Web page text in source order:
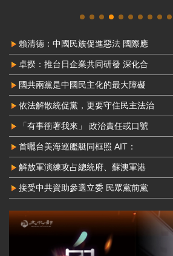
賴清德：中國民族促進惡法 國際應
卓揆：推台日企業共同研發 深化合
國共兩黨是中國民主化的最大障礙
依法解散統促黨，更要守住民主法治
「有事衝著我來」 政治責任或口號
首曬台美海巡艦艇同框照 AIT：
解放軍演練攻占總統府、蘇澳軍港
接受中共資助參選立委 民眾黨前黨